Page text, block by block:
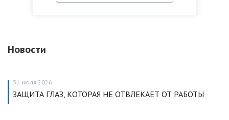
Новости
31 июля 2026
ЗАЩИТА ГЛАЗ, КОТОРАЯ НЕ ОТВЛЕКАЕТ ОТ РАБОТЫ